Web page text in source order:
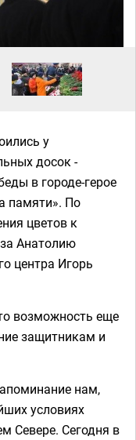
у
досок -
в городе-герое
памяти». По
цветов к
Анатолию
центра Игорь
возможность еще
защитникам и
нам,
условиях
Севере. Сегодня в